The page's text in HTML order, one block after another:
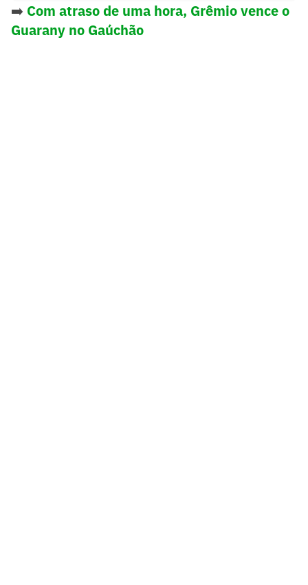
➡️ Com atraso de uma hora, Grêmio vence o
Guarany no Gaúchão